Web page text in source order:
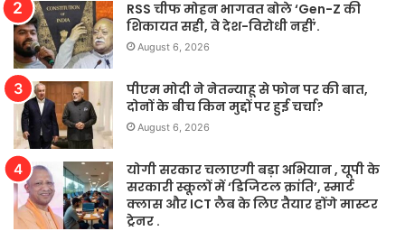
RSS चीफ मोहन भागवत बोले ‘Gen-Z की
शिकायत सही, वे देश-विरोधी नहीं’.
August 6, 2026
पीएम मोदी ने नेतन्याहू से फोन पर की बात,
दोनों के बीच किन मुद्दों पर हुई चर्चा?
August 6, 2026
योगी सरकार चलाएगी बड़ा अभियान , यूपी के
सरकारी स्कूलों में ‘डिजिटल क्रांति’, स्मार्ट
क्लास और ICT लैब के लिए तैयार होंगे मास्टर
ट्रेनर .